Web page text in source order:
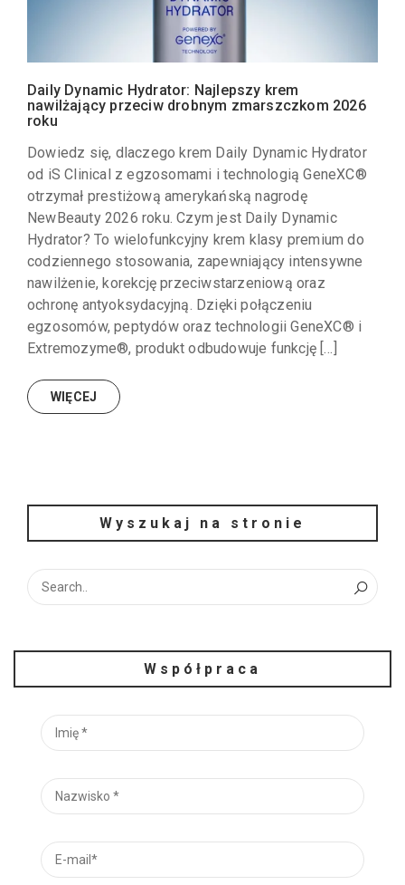
Daily Dynamic Hydrator: Najlepszy krem
nawilżający przeciw drobnym zmarszczkom 2026
roku
Dowiedz się, dlaczego krem Daily Dynamic Hydrator
od iS Clinical z egzosomami i technologią GeneXC®
otrzymał prestiżową amerykańską nagrodę
NewBeauty 2026 roku. Czym jest Daily Dynamic
Hydrator? To wielofunkcyjny krem klasy premium do
codziennego stosowania, zapewniający intensywne
nawilżenie, korekcję przeciwstarzeniową oraz
ochronę antyoksydacyjną. Dzięki połączeniu
egzosomów, peptydów oraz technologii GeneXC® i
Extremozyme®, produkt odbudowuje funkcję […]
WIĘCEJ
Wyszukaj na stronie
Współpraca